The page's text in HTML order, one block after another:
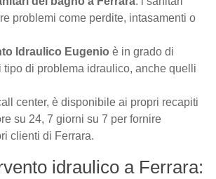
problemi come perdite, intasamenti o
Idraulico Eugenio è in grado di
tipo di problema idraulico, anche quelli
center, è disponibile ai propri recapiti
su 24, 7 giorni su 7 per fornire
clienti di Ferrara.
idraulico a Ferrara: